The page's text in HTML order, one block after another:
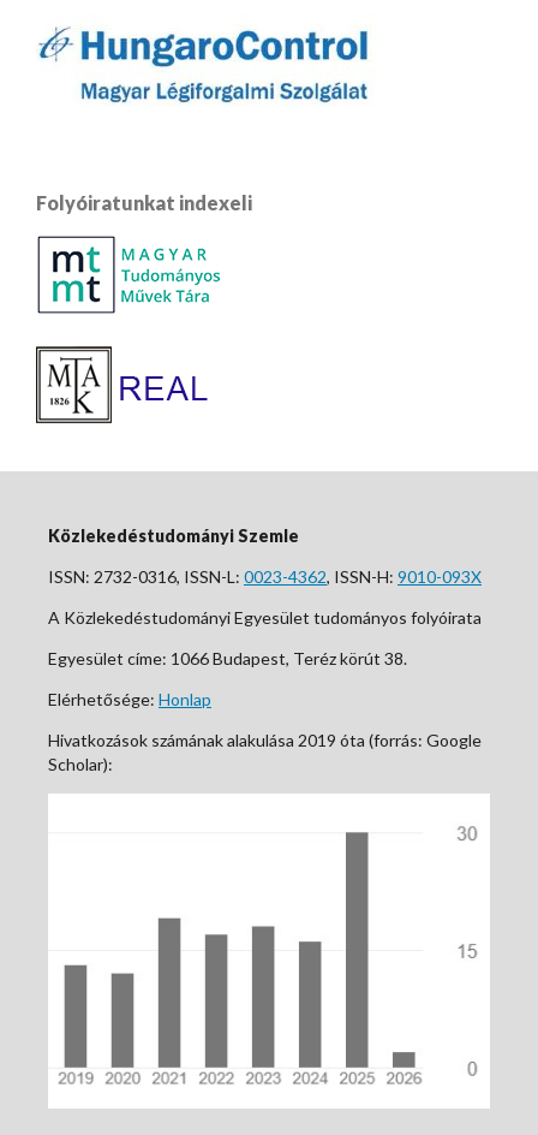
Folyóiratunkat indexeli
Közlekedéstudományi Szemle
ISSN: 2732-0316, ISSN-L: 0023-4362, ISSN-H: 9010-093X
A Közlekedéstudományi Egyesület tudományos folyóirata
Egyesület címe: 1066 Budapest, Teréz körút 38.
Elérhetősége: Honlap
Hivatkozások számának alakulása 2019 óta (forrás: Google
Scholar):